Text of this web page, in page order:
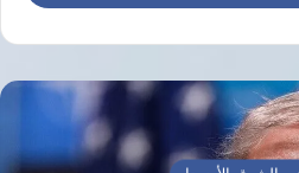
معتبرة ذلك محاولة
ومكانيًا.